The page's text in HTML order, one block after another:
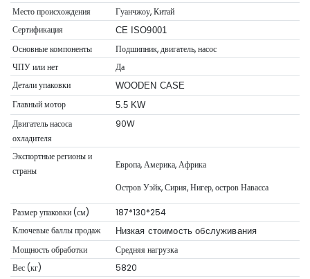
Место происхождения
Гуанчжоу, Китай
Сертификация
CE ISO9001
Основные компоненты
Подшипник, двигатель, насос
ЧПУ или нет
Да
Детали упаковки
WOODEN CASE
Главный мотор 5.5 KW
Двигатель насоса
охладителя
90W
Экспортные регионы и
страны
Европа, Америка, Африка
Остров Уэйк, Сирия, Нигер, остров Навасса
Размер упаковки (см)
187*130*254
Ключевые баллы продаж
Низкая стоимость обслуживания
Мощность обработки
Средняя нагрузка
Вес (кг)
5820